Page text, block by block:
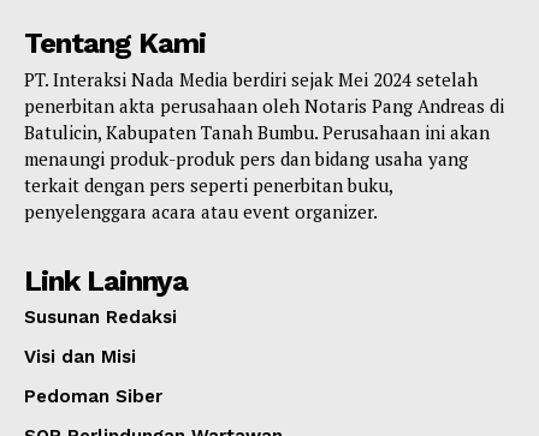
Tentang Kami
PT. Interaksi Nada Media berdiri sejak Mei 2024 setelah
penerbitan akta perusahaan oleh Notaris Pang Andreas di
Batulicin, Kabupaten Tanah Bumbu. Perusahaan ini akan
menaungi produk-produk pers dan bidang usaha yang
terkait dengan pers seperti penerbitan buku,
penyelenggara acara atau event organizer.
Link Lainnya
Susunan Redaksi
Visi dan Misi
Pedoman Siber